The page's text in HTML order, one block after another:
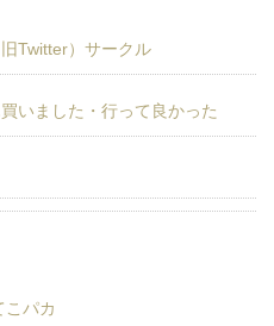
Twitter）サークル
いました・行って良かった
パカ